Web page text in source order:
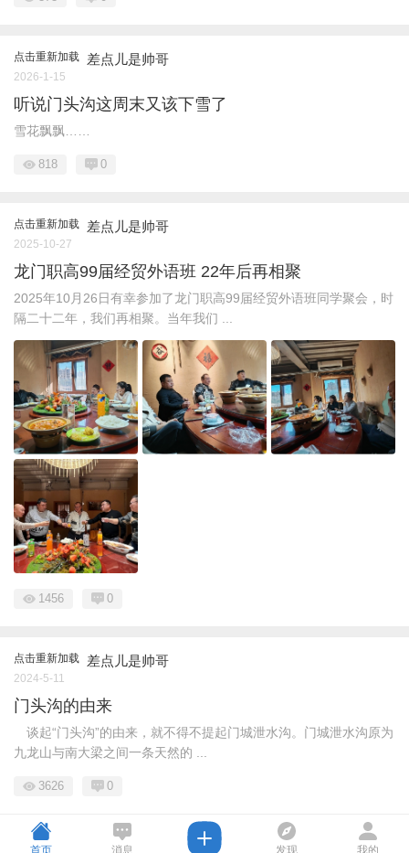
点击重新加载 差点儿是帅哥
2026-1-15
听说门头沟这周末又该下雪了
雪花飘飘……
818 0
点击重新加载 差点儿是帅哥
2025-10-27
龙门职高99届经贸外语班 22年后再相聚
2025年10月26日有幸参加了龙门职高99届经贸外语班同学聚会，时
隔二十二年，我们再相聚。当年我们 ...
1456 0
点击重新加载 差点儿是帅哥
2024-5-11
门头沟的由来
谈起“门头沟”的由来，就不得不提起门城泄水沟。门城泄水沟原为
九龙山与南大梁之间一条天然的 ...
3626 0
首页 消息 发现 我的